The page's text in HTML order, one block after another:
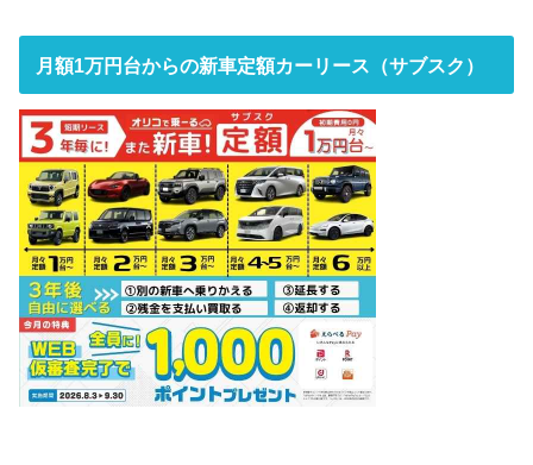
月額1万円台からの新車定額カーリース（サブスク）